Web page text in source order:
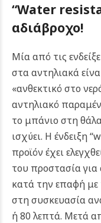
“Water
αδιάβροχο!
Μία από τις
στα αντηλιακά
«ανθεκτικό στο
αντηλιακό
το μπάνιο στη
ισχύει. Η ένδειξη
προϊόν έχει
του προστασία για
κατά την επαφή με
στη συσκευασία
ή 80 λεπτά. Μετά